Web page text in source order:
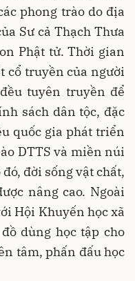
phong trào do địa
Sư cả Thạch Thưa
Phật tử. Thời gian
cổ truyền của người
tuyên truyền để
sách dân tộc, đặc
quốc gia phát triển
DTTS và miền núi
đời sống vật chất,
nâng cao. Ngoài
Hội Khuyến học xã
dùng học tập cho
tâm, phấn đấu học